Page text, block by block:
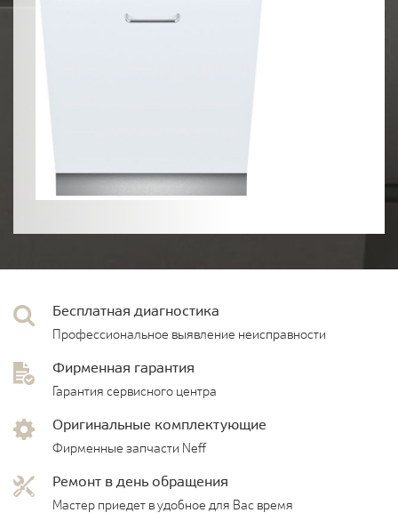
Бесплатная диагностика
Профессиональное выявление неисправности
Фирменная гарантия
Гарантия сервисного центра
Оригинальные комплектующие
Фирменные запчасти Neff
Ремонт в день обращения
Мастер приедет в удобное для Вас время